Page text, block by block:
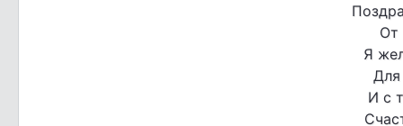
От
Я
Для
И с